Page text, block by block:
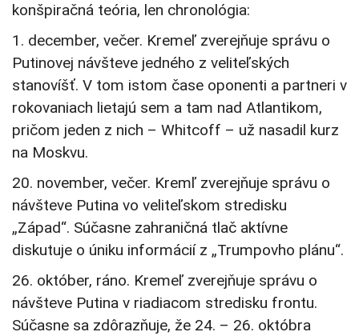
konšpiračná teória, len chronológia:
1. december, večer. Kremeľ zverejňuje správu o
Putinovej návšteve jedného z veliteľských
stanovíšť. V tom istom čase oponenti a partneri v
rokovaniach lietajú sem a tam nad Atlantikom,
pričom jeden z nich – Whitcoff – už nasadil kurz
na Moskvu.
20. november, večer. Kremľ zverejňuje správu o
návšteve Putina vo veliteľskom stredisku
„Západ“. Súčasne zahraničná tlač aktívne
diskutuje o úniku informácií z „Trumpovho plánu“.
26. október, ráno. Kremeľ zverejňuje správu o
návšteve Putina v riadiacom stredisku frontu.
Súčasne sa zdôrazňuje, že 24. – 26. októbra